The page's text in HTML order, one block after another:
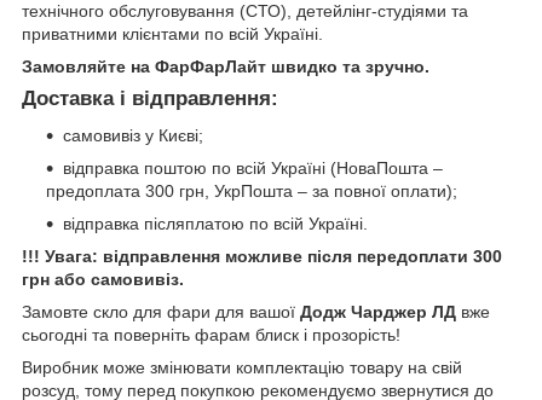
технічного обслуговування (СТО), детейлінг-студіями та
приватними клієнтами по всій Україні.
Замовляйте на ФарФарЛайт швидко та зручно.
Доставка і відправлення:
самовивіз у Києві;
відправка поштою по всій Україні (НоваПошта –
предоплата 300 грн, УкрПошта – за повної оплати);
відправка післяплатою по всій Україні.
!!! Увага: відправлення можливе після передоплати 300
грн або самовивіз.
Замовте скло для фари для вашої Додж Чарджер ЛД вже
сьогодні та поверніть фарам блиск і прозорість!
Виробник може змінювати комплектацію товару на свій
розсуд, тому перед покупкою рекомендуємо звернутися до